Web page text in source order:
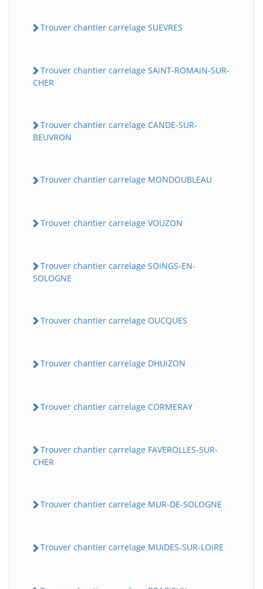
Trouver chantier carrelage SUEVRES
Trouver chantier carrelage SAiNT-ROMAiN-SUR-
CHER
Trouver chantier carrelage CANDE-SUR-
BEUVRON
Trouver chantier carrelage MONDOUBLEAU
Trouver chantier carrelage VOUZON
Trouver chantier carrelage SOiNGS-EN-
SOLOGNE
Trouver chantier carrelage OUCQUES
Trouver chantier carrelage DHUiZON
Trouver chantier carrelage CORMERAY
Trouver chantier carrelage FAVEROLLES-SUR-
CHER
Trouver chantier carrelage MUR-DE-SOLOGNE
Trouver chantier carrelage MUiDES-SUR-LOiRE